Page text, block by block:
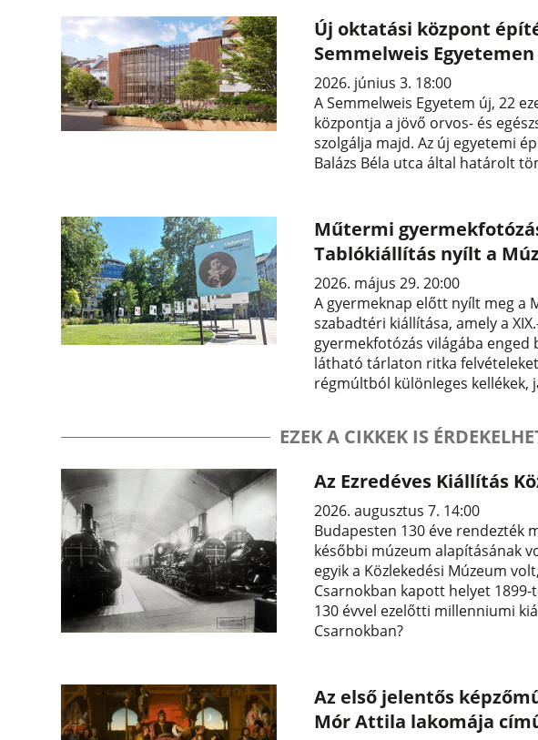
Új oktatási központ
Semmelweis Egyetemen
2026. június 3. 18:00
A Semmelweis Egyetem új, 22
központja a jövő orvos- és
szolgálja majd. Az új egyetemi
Balázs Béla utca által határolt
Műtermi
Tablókiállítás nyílt a
2026. május 29. 20:00
A gyermeknap előtt nyílt meg a
szabadtéri kiállítása, amely a
gyermekfotózás világába
látható tárlaton ritka
régmúltból különleges
EZEK A CIKKEK IS
Az Ezredéves Kiállítás
2026. augusztus 7. 14:00
Budapesten 130 éve rendezték
későbbi múzeum alapításának
egyik a Közlekedési Múzeum
Csarnokban kapott helyet
130 évvel ezelőtti millenniumi
Csarnokban?
Az első jelentős
Mór Attila lakomája